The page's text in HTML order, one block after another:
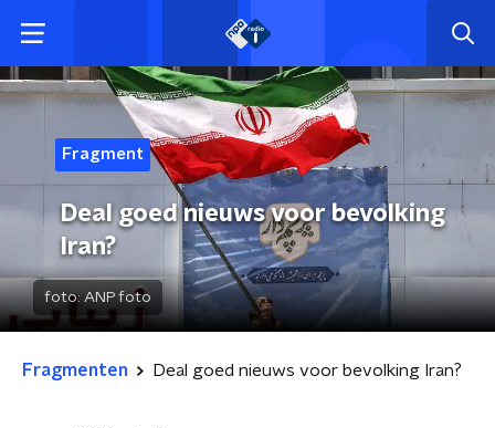
Fragment
Deal goed nieuws voor bevolking
Iran?
foto: ANP foto
Fragmenten Deal goed nieuws voor bevolking Iran?